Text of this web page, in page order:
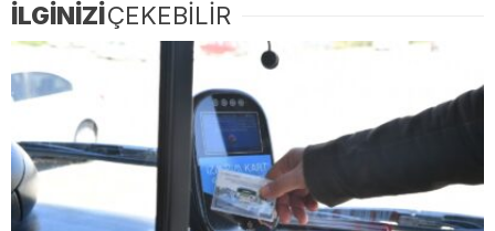
İLGİNİZİÇEKEBİLİR